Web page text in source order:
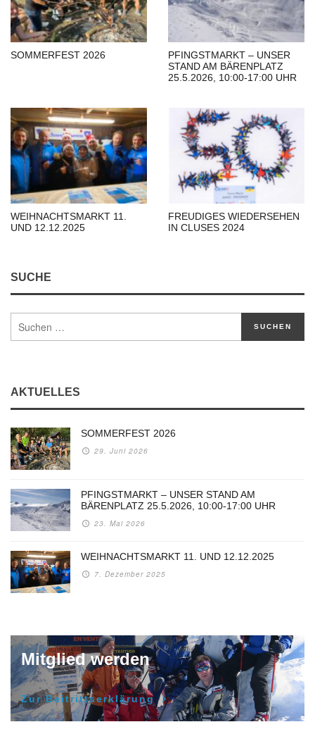
SOMMERFEST 2026
PFINGSTMARKT – UNSER
STAND AM BÄRENPLATZ
25.5.2026, 10:00-17:00 UHR
WEIHNACHTSMARKT 11.
UND 12.12.2025
FREUDIGES WIEDERSEHEN
IN CLUSES 2024
SUCHE
AKTUELLES
SOMMERFEST 2026
29. Juni 2026
PFINGSTMARKT – UNSER STAND AM
BÄRENPLATZ 25.5.2026, 10:00-17:00 UHR
23. Mai 2026
WEIHNACHTSMARKT 11. UND 12.12.2025
7. Dezember 2025
Mitglied werden
Zur Beitrittserklärung